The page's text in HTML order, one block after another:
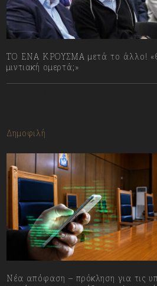
ΤΟ ΕΝΑ ΚΡΟΥΣΜΑ μετά το άλλο!
μιντιακή ομερτά;»
Δημοφιλή
Νέα απόφαση – πρόκληση για τις